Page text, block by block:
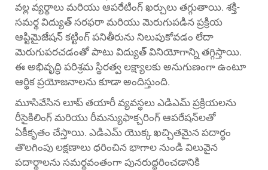
వల్ల వ్యర్థాలు మరియు ఆపరేటింగ్ ఖర్చులు తగ్గుతాయి. శక్తి-
సమర్థ విద్యుత్ సరఫరా మరియు మెరుగుపడిన ప్రక్రియ
ఆప్టిమైజేషన్ కట్టింగ్ పనితీరును నిలుపుకోవడం లేదా
మెరుగుపరచడంతో పాటు విద్యుత్ వినియోగాన్ని తగ్గిస్తాయి.
ఈ అభివృద్ధి పరిశ్రమ స్థిరత్వ లక్ష్యాలకు అనుగుణంగా ఉంటూ
ఆర్థిక ప్రయోజనాలను కూడా అందిస్తుంది.
మూసివేసిన లూప్ తయారీ వ్యవస్థలు ఎడిఎమ్ ప్రక్రియలను
రీసైకిలింగ్ మరియు రీమన్యుఫాక్చరింగ్ ఆపరేషన్‌లతో
ఏకీకృతం చేస్తాయి. ఎడిఎమ్ యొక్క ఖచ్చితమైన పదార్థం
తొలగింపు లక్షణాలు ధరించిన భాగాల నుండి విలువైన
పదార్థాలను సమర్థవంతంగా పునరుద్ధరించడానికి